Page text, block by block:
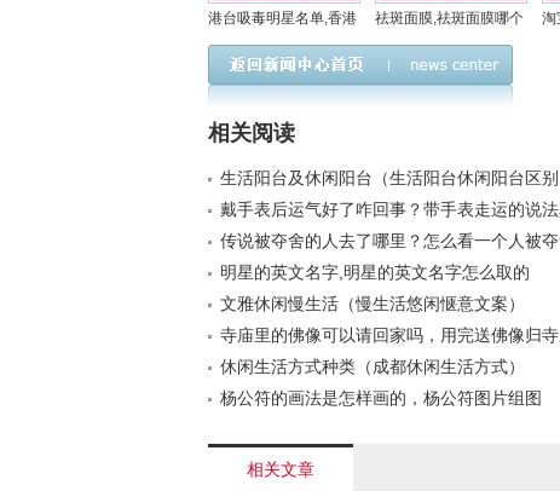
港台吸毒明星名单,香港
吸毒明星有哪些 名
祛斑面膜,祛斑面膜哪个
牌子的好
淘
相关阅读
生活阳台及休闲阳台（生活阳台休闲阳台区别
戴手表后运气好了咋回事？带手表走运的说
传说被夺舍的人去了哪里？怎么看一个人被
明星的英文名字,明星的英文名字怎么取的
文雅休闲慢生活（慢生活悠闲惬意文案）
寺庙里的佛像可以请回家吗，用完送佛像归
有时间规定
休闲生活方式种类（成都休闲生活方式）
杨公符的画法是怎样画的，杨公符图片组图
相关文章